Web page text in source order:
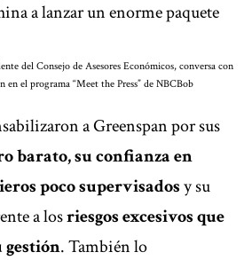
a lanzar un enorme paquete
del Consejo de Asesores Económicos, conversa con
en el programa “Meet the Press” de NBCBob
a Greenspan por sus
barato, su confianza en
poco supervisadosy su
a losriesgos excesivos que
gestión. También lo